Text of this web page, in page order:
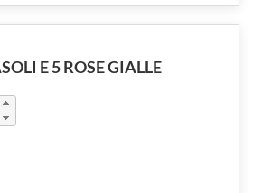
E 5 ROSE GIALLE